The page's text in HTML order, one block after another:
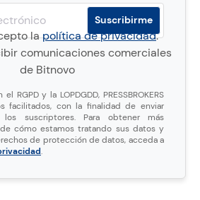
lapolítica de privacidad.
comunicaciones comerciales
de Bitnovo
RGPD y la LOPDGDD, PRESSBROKERS
facilitados, con la finalidad de enviar
los suscriptores. Para obtener más
cómo estamos tratando sus datos y
de protección de datos, acceda a
.